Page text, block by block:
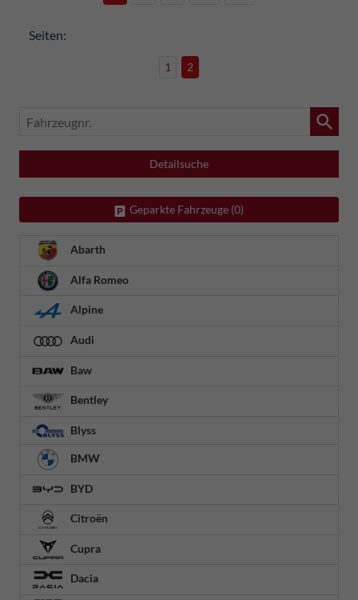
Seiten:
1 2
Fahrzeugnr.
Detailsuche
Geparkte Fahrzeuge (0)
Abarth
Alfa Romeo
Alpine
Audi
Baw
Bentley
Blyss
BMW
BYD
Citroën
Cupra
Dacia